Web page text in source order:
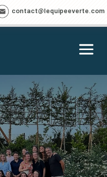
contact@lequipeeverte.com